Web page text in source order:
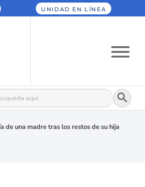
UNIDAD EN LÍNEA
Botón
de una madre tras los restos de su hija